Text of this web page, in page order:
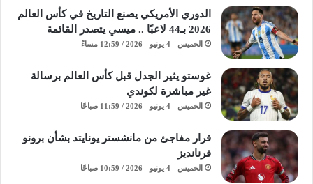
الدوري الأمريكي يصنع التاريخ في كأس العالم
2026 بـ44 لاعبًا .. ميسي يتصدر القائمة
الخميس - 4 يونيو - 2026 / 12:59 مساءً
غوستو يثير الجدل قبل كأس العالم برسالة
غير مباشرة لكوندي
الخميس - 4 يونيو - 2026 / 11:59 صباحًا
قرار مفاجئ من مانشستر يونايتد بشأن برونو
فرنانديز
الخميس - 4 يونيو - 2026 / 10:59 صباحًا